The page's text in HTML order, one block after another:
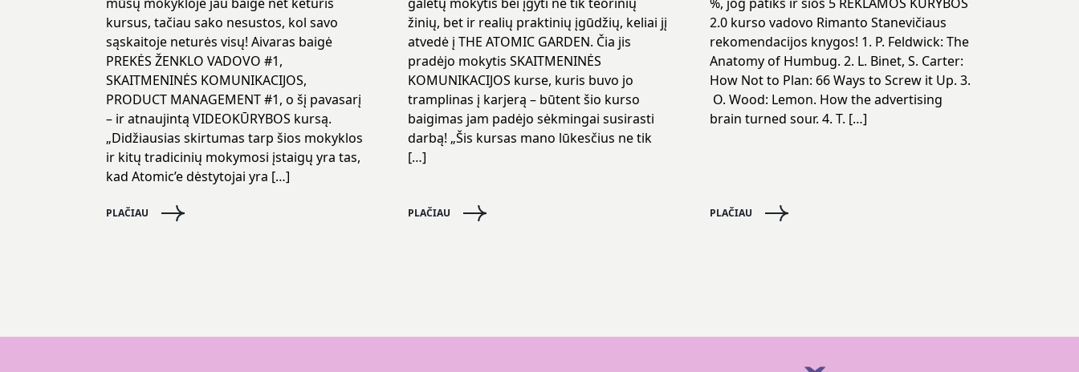
kursus, tačiau sako nesustos, kol savo
sąskaitoje neturės visų! Aivaras baigė
PREKĖS ŽENKLO VADOVO #1,
SKAITMENINĖS KOMUNIKACIJOS,
PRODUCT MANAGEMENT #1, o šį pavasarį
– ir atnaujintą VIDEOKŪRYBOS kursą.
„Didžiausias skirtumas tarp šios mokyklos
ir kitų tradicinių mokymosi įstaigų yra tas,
kad Atomic’e dėstytojai yra […]
PLAČIAU
žinių, bet ir realių praktinių įgūdžių, keliai jį
atvedė į THE ATOMIC GARDEN. Čia jis
pradėjo mokytis SKAITMENINĖS
KOMUNIKACIJOS kurse, kuris buvo jo
tramplinas į karjerą – būtent šio kurso
baigimas jam padėjo sėkmingai susirasti
darbą! „Šis kursas mano lūkesčius ne tik
[…]
PLAČIAU
2.0 kurso vadovo Rimanto Stanevičiaus
rekomendacijos knygos! 1. P. Feldwick: The
Anatomy of Humbug. 2. L. Binet, S. Carter:
How Not to Plan: 66 Ways to Screw it Up. 3.
O. Wood: Lemon. How the advertising
brain turned sour. 4. T. […]
PLAČIAU